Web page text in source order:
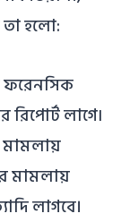
তা হলো:
ফরেনসিক
লাগে৷
মামলায়
মামলায়
লাগবে।